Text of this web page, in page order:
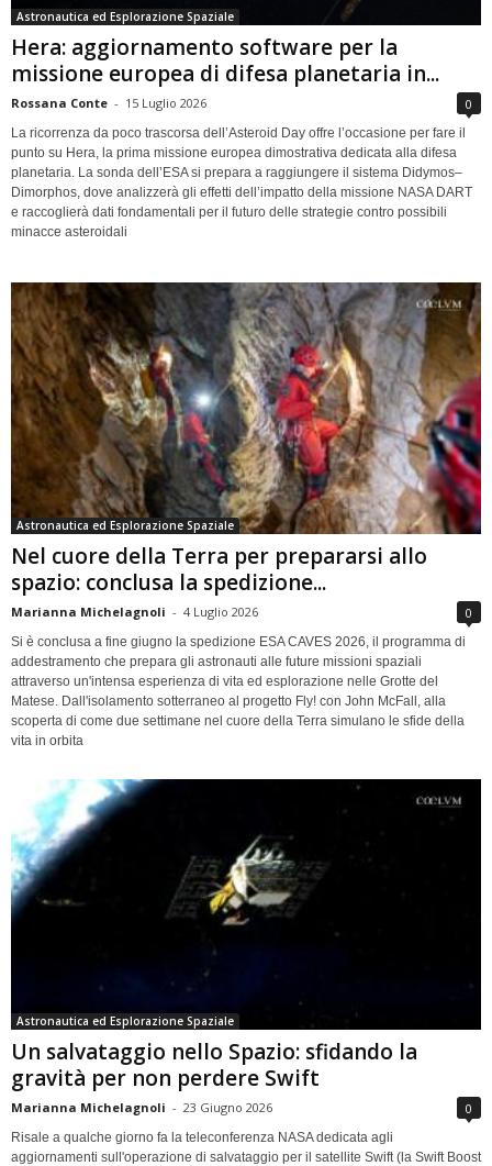
Astronautica ed Esplorazione Spaziale
Hera: aggiornamento software per la
missione europea di difesa planetaria in...
Rossana Conte - 15 Luglio 2026 0
La ricorrenza da poco trascorsa dell’Asteroid Day offre l’occasione per fare il
punto su Hera, la prima missione europea dimostrativa dedicata alla difesa
planetaria. La sonda dell’ESA si prepara a raggiungere il sistema Didymos–
Dimorphos, dove analizzerà gli effetti dell’impatto della missione NASA DART
e raccoglierà dati fondamentali per il futuro delle strategie contro possibili
minacce asteroidali
Astronautica ed Esplorazione Spaziale
Nel cuore della Terra per prepararsi allo
spazio: conclusa la spedizione...
Marianna Michelagnoli - 4 Luglio 2026 0
Si è conclusa a fine giugno la spedizione ESA CAVES 2026, il programma di
addestramento che prepara gli astronauti alle future missioni spaziali
attraverso un'intensa esperienza di vita ed esplorazione nelle Grotte del
Matese. Dall'isolamento sotterraneo al progetto Fly! con John McFall, alla
scoperta di come due settimane nel cuore della Terra simulano le sfide della
vita in orbita
Astronautica ed Esplorazione Spaziale
Un salvataggio nello Spazio: sfidando la
gravità per non perdere Swift
Marianna Michelagnoli - 23 Giugno 2026 0
Risale a qualche giorno fa la teleconferenza NASA dedicata agli
aggiornamenti sull'operazione di salvataggio per il satellite Swift (la Swift Boost